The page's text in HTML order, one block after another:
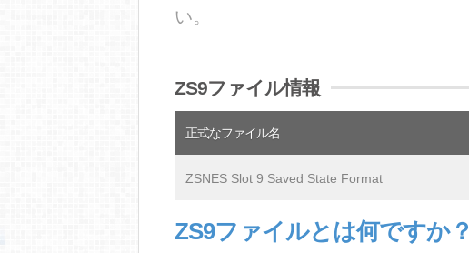
い。
ZS9ファイル情報
正式なファイル名
ZSNES Slot 9 Saved State Format
ZS9ファイルとは何ですか？